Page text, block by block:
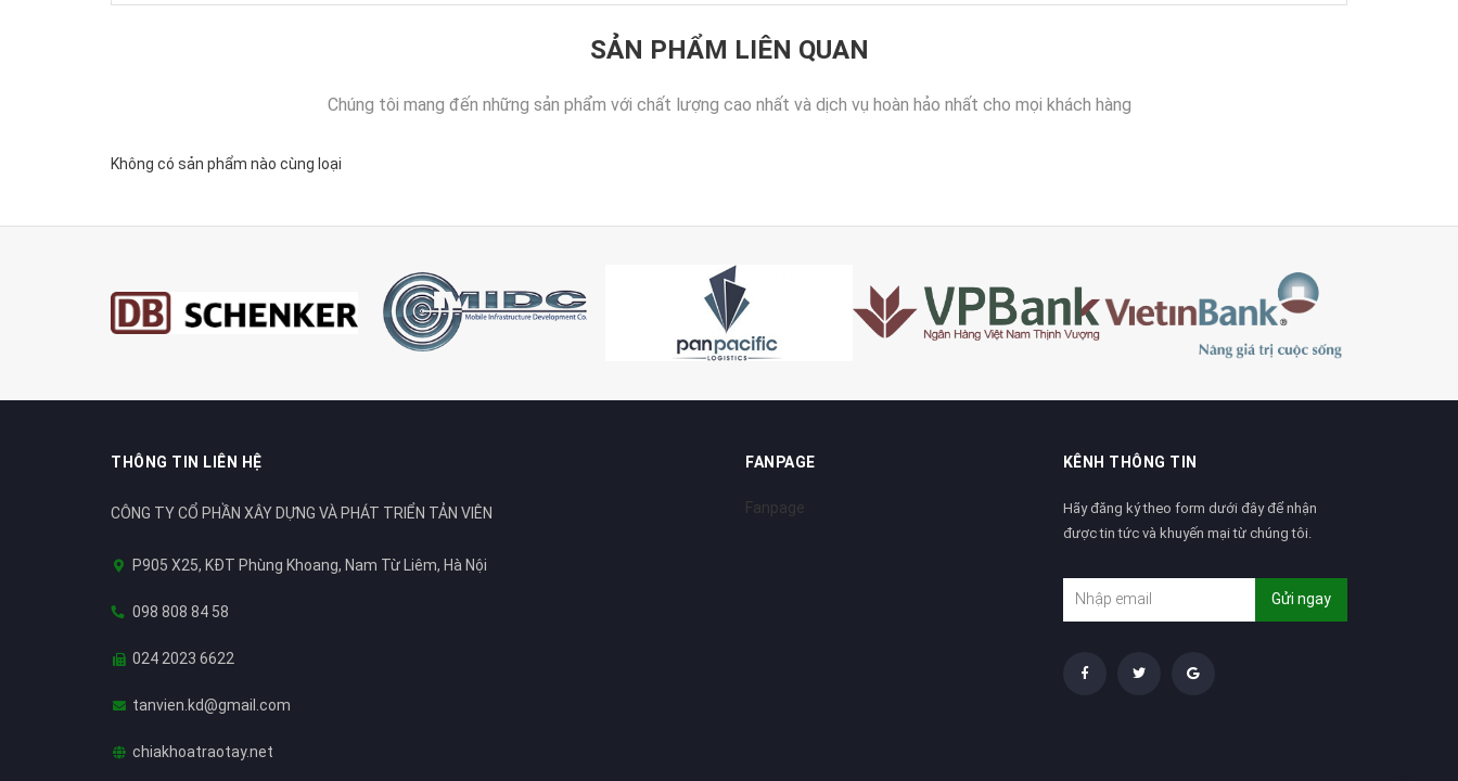
SẢN PHẨM LIÊN QUAN
Chúng tôi mang đến những sản phẩm với chất lượng cao nhất và dịch vụ hoàn hảo nhất cho mọi khách hàng
Không có sản phẩm nào cùng loại
THÔNG TIN LIÊN HỆ
CÔNG TY CỔ PHẦN XÂY DỰNG VÀ PHÁT TRIỂN TẢN VIÊN
P905 X25, KĐT Phùng Khoang, Nam Từ Liêm, Hà Nội
098 808 84 58
024 2023 6622
tanvien.kd@gmail.com
chiakhoatraotay.net
FANPAGE
Fanpage
KÊNH THÔNG TIN
Hãy đăng ký theo form dưới đây để nhận
được tin tức và khuyến mại từ chúng tôi.
Gửi ngay